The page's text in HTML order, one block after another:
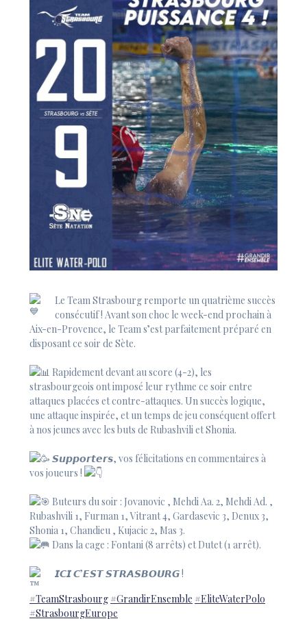
Le Team Strasbourg remporte un quatrième succès
consécutif ! Avant son choc le week-end prochain à
Aix-en-Provence, le Team s’est parfaitement préparé en
disposant ce soir de Sète.
Rapidement devant au score (4-2), les
strasbourgeois ont imposé leur rythme ce soir entre
attaques placées et contre-attaques. Un succès logique,
une attaque inspirée, et un temps de jeu conséquent offert
à nos jeunes avec les buts de Rubashvili et Shonia.
𝙎𝙪𝙥𝙥𝙤𝙧𝙩𝙚𝙧𝙨, vos félicitations en commentaires à
vos joueurs !
Buteurs du soir : Jovanovic , Mehdi Aa. 2, Mehdi Ad. ,
Rubashvili 1, Furman 1, Vitrant 4, Gardasevic 3, Denux 3,
Shonia 1, Chandieu , Kujacic 2, Mas 3.
Dans la cage : Fontani (8 arrêts) et Dutet (1 arrêt).
𝙄𝘾𝙄 𝘾’𝙀𝙎𝙏 𝙎𝙏𝙍𝘼𝙎𝘽𝙊𝙐𝙍𝙂 !
#TeamStrasbourg #GrandirEnsemble #EliteWaterPolo
#StrasbourgEurope